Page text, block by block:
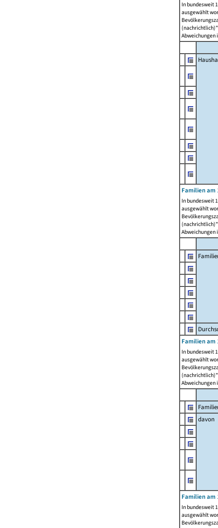
In bundesweit
ausgewählt
Abweichungen
Familien am
In bundesweit
ausgewählt
Abweichungen
Familien am
In bundesweit
ausgewählt
Abweichungen
davon
Familien am
In bundesweit
ausgewählt